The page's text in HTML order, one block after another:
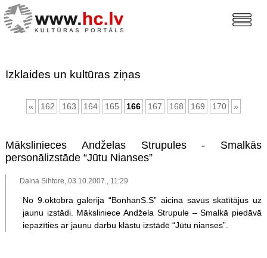
Izklaides un kultūras ziņas
« 162 163 164 165 166 167 168 169 170 »
Mākslinieces Andželas Strupules - Smalkās
personālizstāde “Jūtu Nianses”
Daina Sihtore, 03.10.2007., 11:29
No 9.oktobra galerija “BonhanS.S” aicina savus skatītājus uz
jaunu izstādi. Māksliniece Andžela Strupule – Smalkā piedāvā
iepazīties ar jaunu darbu klāstu izstādē “Jūtu nianses”.